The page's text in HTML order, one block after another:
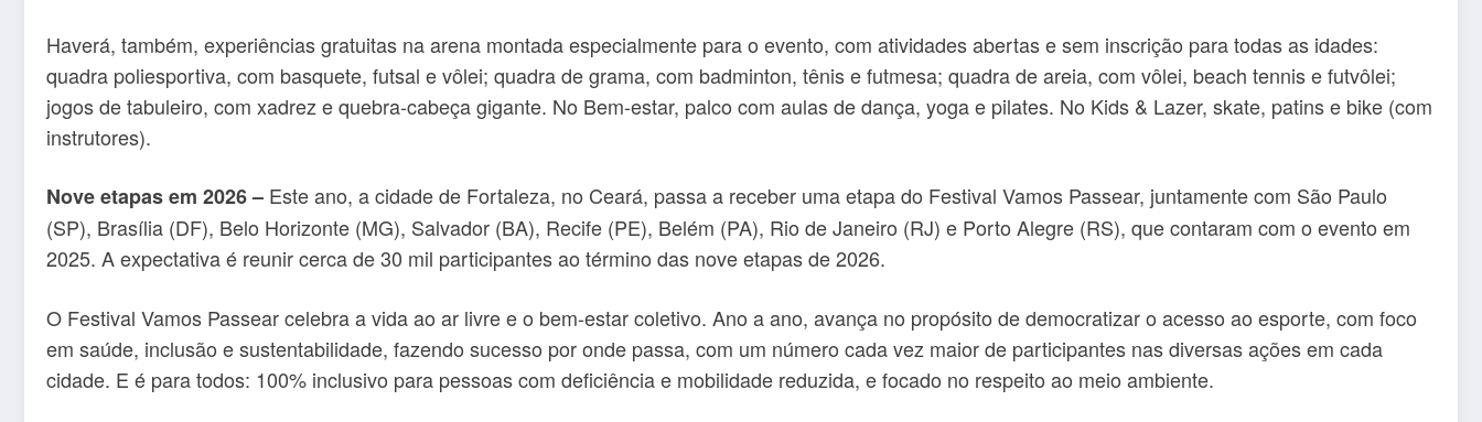
Haverá, também, experiências gratuitas na arena montada especialmente para o evento, com atividades abertas e sem inscrição para todas as idades:
quadra poliesportiva, com basquete, futsal e vôlei; quadra de grama, com badminton, tênis e futmesa; quadra de areia, com vôlei, beach tennis e futvôlei;
jogos de tabuleiro, com xadrez e quebra-cabeça gigante. No Bem-estar, palco com aulas de dança, yoga e pilates. No Kids & Lazer, skate, patins e bike (com
instrutores).
Nove etapas em 2026 – Este ano, a cidade de Fortaleza, no Ceará, passa a receber uma etapa do Festival Vamos Passear, juntamente com São Paulo
(SP), Brasília (DF), Belo Horizonte (MG), Salvador (BA), Recife (PE), Belém (PA), Rio de Janeiro (RJ) e Porto Alegre (RS), que contaram com o evento em
2025. A expectativa é reunir cerca de 30 mil participantes ao término das nove etapas de 2026.
O Festival Vamos Passear celebra a vida ao ar livre e o bem-estar coletivo. Ano a ano, avança no propósito de democratizar o acesso ao esporte, com foco
em saúde, inclusão e sustentabilidade, fazendo sucesso por onde passa, com um número cada vez maior de participantes nas diversas ações em cada
cidade. E é para todos: 100% inclusivo para pessoas com deficiência e mobilidade reduzida, e focado no respeito ao meio ambiente.